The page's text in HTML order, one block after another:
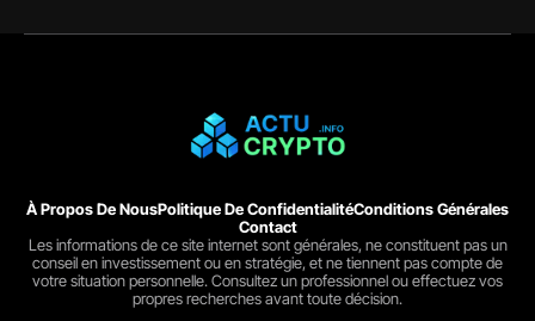
À Propos De NousPolitique De ConfidentialitéConditions Générales
Contact
Les informations de ce site internet sont générales, ne constituent pas un
conseil en investissement ou en stratégie, et ne tiennent pas compte de
votre situation personnelle. Consultez un professionnel ou effectuez vos
propres recherches avant toute décision.